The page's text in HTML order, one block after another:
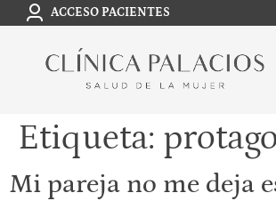
ACCESO PACIENTES
Etiqueta:
Mi pareja no me deja